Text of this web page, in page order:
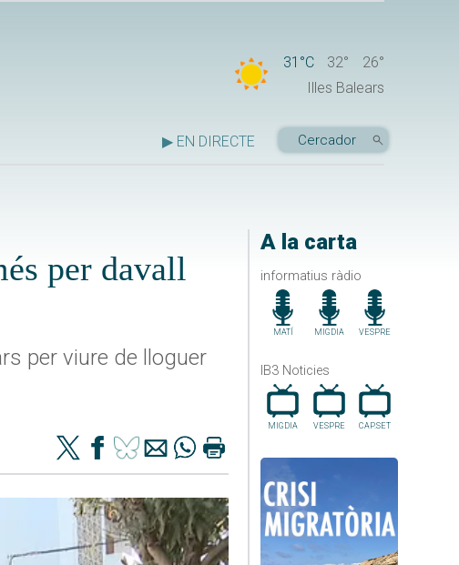
31°C 32°
26°
Illes Balears
▶ EN DIRECTE
A la carta
informatius ràdio
MATÍ MIGDIA VESPRE
IB3 Noticies
MIGDIA VESPRE CAP.SET
per davall
per viure de lloguer